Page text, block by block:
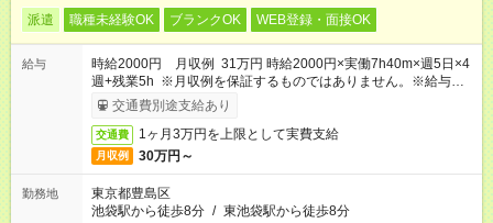
派遣 職種未経験OK ブランクOK WEB登録・面接OK
給与
時給2000円 月収例 31万円 時給2000円×実働7h40m×週5日×4
週+残業5h ※月収例を保証するものではありません。※給与即受
取りサービス利用可（利用条件有）
交通費別途支給あり
交通費 1ヶ月3万円を上限として実費支給
月収例 30万円～
勤務地
東京都豊島区
池袋駅から徒歩8分 / 東池袋駅から徒歩8分